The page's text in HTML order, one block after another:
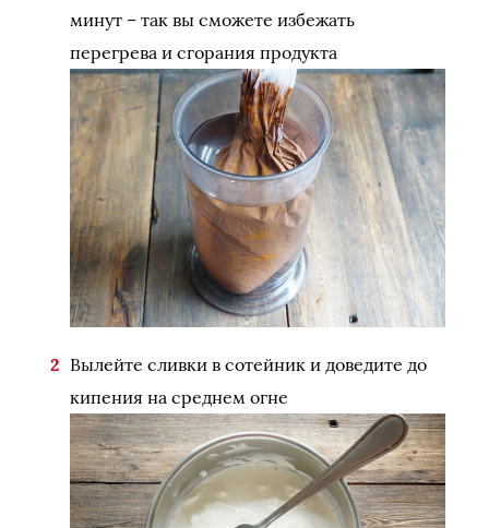
минут – так вы сможете избежать
перегрева и сгорания продукта
Вылейте сливки в сотейник и доведите до
кипения на среднем огне